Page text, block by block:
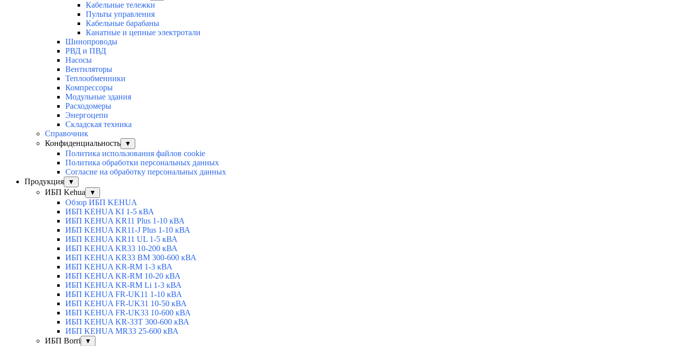
Кабельные тележки
Пульты управления
Кабельные барабаны
Канатные и цепные электротали
Шинопроводы
РВД и ПВД
Насосы
Вентиляторы
Теплообменники
Компрессоры
Модульные здания
Расходомеры
Энергоцепи
Складская техника
Справочник
Конфиденциальность
▼
Политика использования файлов cookie
Политика обработки персональных данных
Согласие на обработку персональных данных
Продукция
▼
ИБП Kehua ▼
Обзор ИБП KEHUA
ИБП KEHUA KI 1-5 кВА
ИБП KEHUA KR11 Plus 1-10 кВА
ИБП KEHUA KR11-J Plus 1-10 кВА
ИБП KEHUA KR11 UL 1-5 кВА
ИБП KEHUA KR33 10-200 кВА
ИБП KEHUA KR33 BM 300-600 кВА
ИБП KEHUA KR-RM 1-3 кВА
ИБП KEHUA KR-RM 10-20 кВА
ИБП KEHUA KR-RM Li 1-3 кВА
ИБП KEHUA FR-UK11 1-10 кВА
ИБП KEHUA FR-UK31 10-50 кВА
ИБП KEHUA FR-UK33 10-600 кВА
ИБП KEHUA KR-33T 300-600 кВА
ИБП KEHUA MR33 25-600 кВА
ИБП Borri
▼